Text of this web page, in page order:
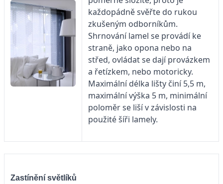
každopádně svěřte do rukou
zkušeným odborníkům.
Shrnování lamel se provádí ke
straně, jako opona nebo na
střed, ovládat se dají provázkem
a řetízkem, nebo motoricky.
Maximální délka lišty činí 5,5 m,
maximální výška 5 m, minimální
poloměr se liší v závislosti na
použité šíři lamely.
Zastínění světlíků